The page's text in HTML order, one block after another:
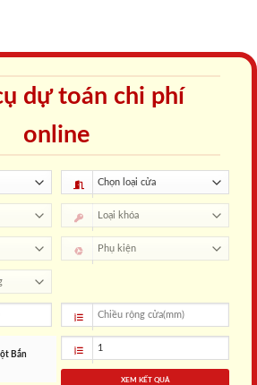
dự toán chi phí
online
Bắn
XEM KẾT QUẢ